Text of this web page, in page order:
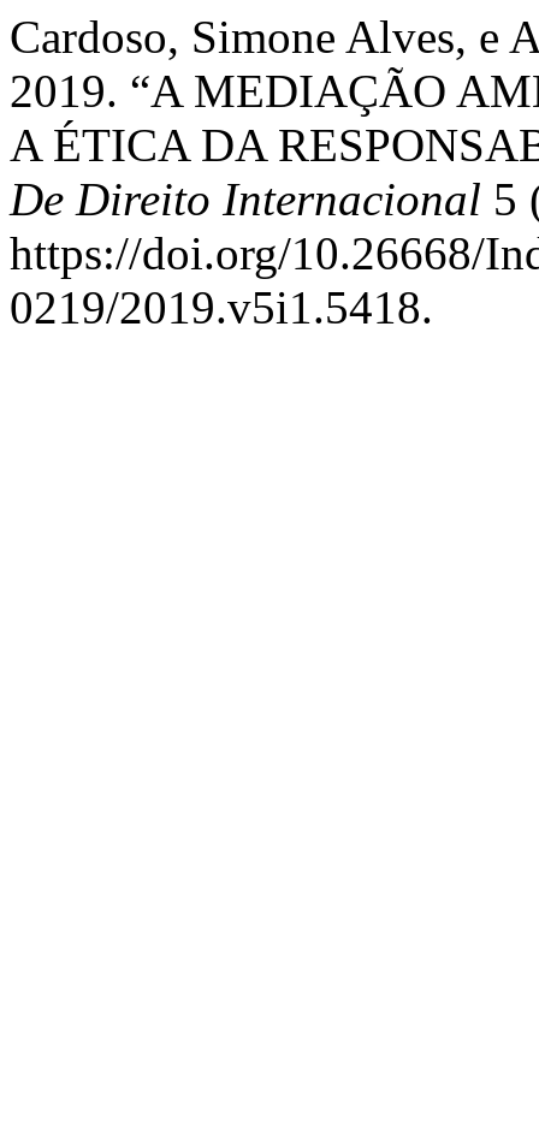
Cardoso, Simone Alves, e
2019. “A MEDIAÇÃO
A ÉTICA DA
De Direito Internacional 5
https://doi.org/10.26668/
0219/2019.v5i1.5418.